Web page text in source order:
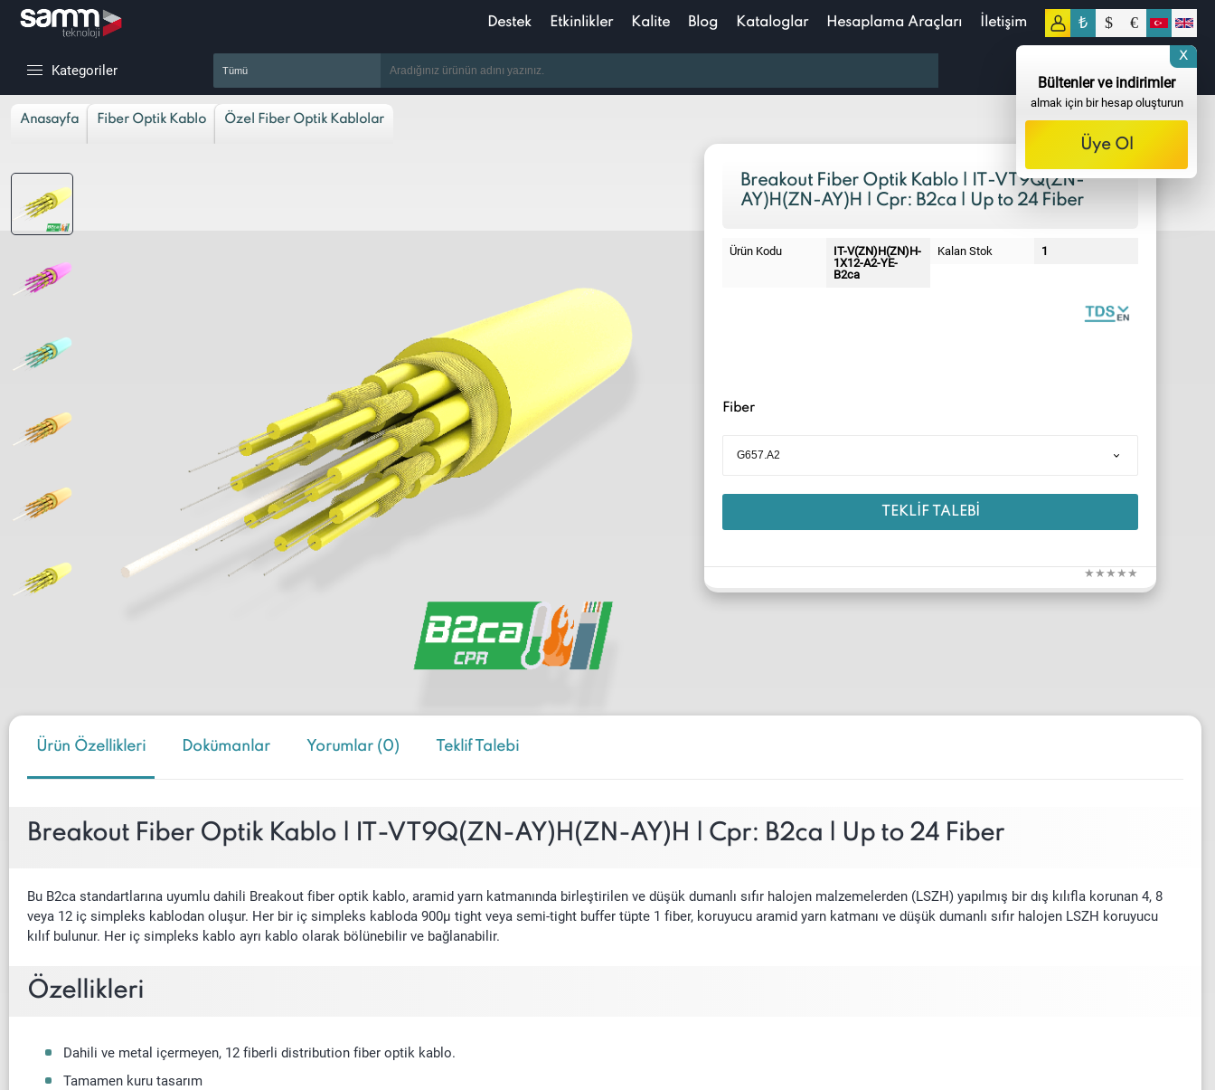
Destek Etkinlikler Kalite Blog Kataloglar Hesaplama Araçları İletişim ₺ $ €
Kategoriler TL
Anasayfa Fiber Optik Kablo Özel Fiber Optik Kablolar
Breakout Fiber Optik Kablo | IT-VT9Q(ZN-
AY)H(ZN-AY)H | Cpr: B2ca | Up to 24 Fiber
Ürün Kodu
IT-V(ZN)H(ZN)H-
1X12-A2-YE-
B2ca
Kalan Stok 1
Fiber
TEKLIF TALEBI
Ürün Özellikleri Dokümanlar Yorumlar (0) Teklif Talebi
Breakout Fiber Optik Kablo | IT-VT9Q(ZN-AY)H(ZN-AY)H | Cpr: B2ca | Up to 24 Fiber
Bu B2ca standartlarına uyumlu dahili Breakout fiber optik kablo, aramid yarn katmanında birleştirilen ve düşük dumanlı sıfır halojen malzemelerden (LSZH) yapılmış bir dış kılıfla korunan 4, 8
veya 12 iç simpleks kablodan oluşur. Her bir iç simpleks kabloda 900µ tight veya semi-tight buffer tüpte 1 fiber, koruyucu aramid yarn katmanı ve düşük dumanlı sıfır halojen LSZH koruyucu
kılıf bulunur. Her iç simpleks kablo ayrı kablo olarak bölünebilir ve bağlanabilir.
Özellikleri
Dahili ve metal içermeyen, 12 fiberli distribution fiber optik kablo.
Tamamen kuru tasarım
X
Bültenler ve indirimler
almak için bir hesap oluşturun
Üye Ol